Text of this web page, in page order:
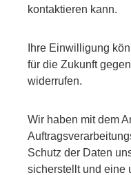
kontaktieren kann.
Ihre Einwilligung
für die Zukunft
widerrufen.
Wir haben mit dem
Schutz der Daten
sicherstellt und eine